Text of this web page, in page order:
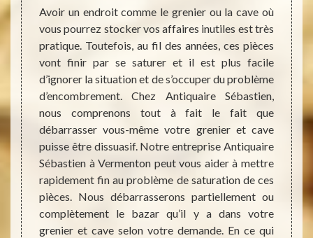
ou
vous
de
vous
de
total
font
Avoir un endroit comme le grenier ou la cave où
vous pourrez stocker vos affaires inutiles est très
pratique. Toutefois, au fil des années, ces pièces
vont finir par se saturer et il est plus facile
d’ignorer la situation et de s’occuper du problème
d’encombrement. Chez Antiquaire Sébastien,
nous comprenons tout à fait le fait que
débarrasser vous-même votre grenier et cave
puisse être dissuasif. Notre entreprise Antiquaire
Sébastien à Vermenton peut vous aider à mettre
rapidement fin au problème de saturation de ces
pièces. Nous débarrasserons partiellement ou
complètement le bazar qu’il y a dans votre
grenier et cave selon votre demande. En ce qui
rats
très